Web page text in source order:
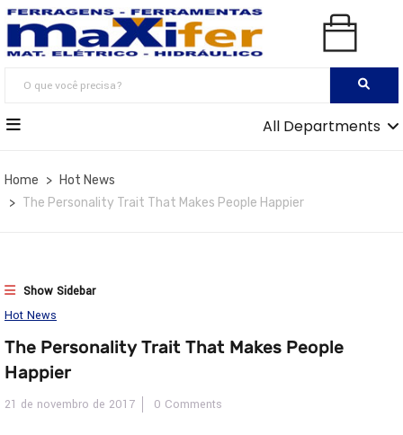
All Departments
Home
Hot News
The Personality Trait That Makes People Happier
Show Sidebar
Hot News
The Personality Trait That Makes People
Happier
21 de novembro de 2017 0 Comments